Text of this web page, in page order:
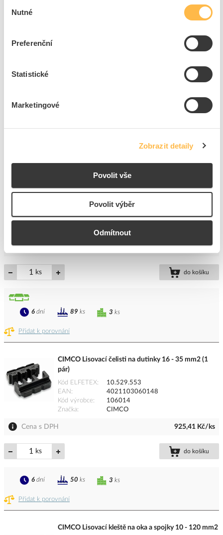
souhlasu
Nutné
Preferenční
Statistické
Marketingové
Zobrazit detaily
Povolit vše
Povolit výběr
Odmítnout
CIMCO Lisovací souprava AUTOMOTIVE II
Cena s DPH 5 674,05 Kč/ks
ks do košíku
Přidat k porovnání
CIMCO Čelní lisovací kleště na dutinky 0,5 - 16 mm2
Kód ELFETEX
11.202.396
Kód výrobce
101945
CIMCO
Cena s DPH 4 822,95 Kč/ks
ks do košíku
Přidat k porovnání
3 ks
6 dní 89 ks
CIMCO Lisovací čelisti na dutinky 16 - 35 mm2 (1
pár)
Kód ELFETEX
10.529.553
EAN
4021103060148
Kód výrobce
106014
Značka
CIMCO
Cena s DPH 925,41 Kč/ks
ks do košíku
Přidat k porovnání
3 ks
6 dní 50 ks
CIMCO Lisovací kleště na oka a spojky 10 - 120 mm2